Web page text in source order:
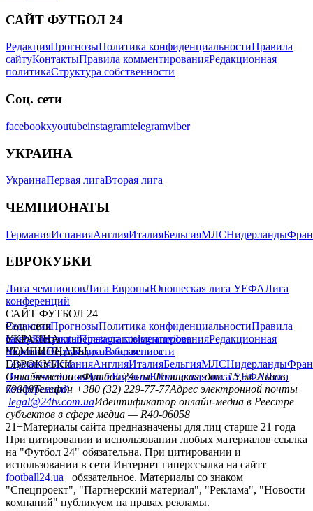
САЙТ ФУТБОЛ 24
РедакцияПрогнозыПолитика конфиденциальностиПравила
сайтуКонтактыПравила комментированияРедакционная
политикаСтруктура собственности
Соц. сети
facebookxyoutubeinstagramtelegramviber
УКРАИНА
УкраинаПервая лигаВторая лига
ЧЕМПИОНАТЫ
ГерманияИспанияАнглияИталияБельгияМЛСНидерланды
ЕВРОКУБКИ
Лига чемпионовЛига ЕвропыЮношеская лига УЕФАЛига
конференций
САЙТ ФУТБОЛ 24
РедакцияПрогнозыПолитика конфиденциальностиПравила
сайтуКонтактыПравила комментированияРедакционная
политикаСтруктура собственности
Соц. сети
facebookxyoutubeinstagramtelegramviber
УКРАИНА
УкраинаПервая лигаВторая лига
ЧЕМПИОНАТЫ
ГерманияИспанияАнглияИталияБельгияМЛСНидерланды
ЕВРОКУБКИ
Лига чемпионовЛига ЕвропыЮношеская лига УЕФАЛига
конференций
Онлайн-медиа «Футбол 24»пл. Галицкая, дом. 15, м. Львов,
79008Телефон +380 (32) 229-77-77Адрес электронной почты
legal@24tv.com.uaИдентификатор онлайн-медиа в Реестре
субъектов в сфере медиа — R40-06058
21+Материалы сайта предназначены для лиц старше 21 года
При цитировании и использовании любых материалов ссылка
на "Футбол 24" обязательна. При цитировании и
использовании в сети Интернет гиперссылка на сайтт
football24.ua
обязательное. Материалы со знаком
"Спецпроект", "Партнерский материал", "Реклама", "Новости
компаний" публикуем на правах рекламы.